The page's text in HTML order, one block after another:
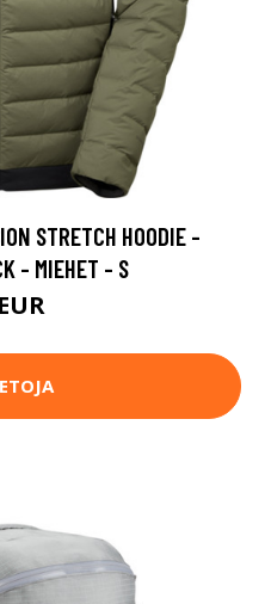
STRETCH HOODIE -
- MIEHET - S